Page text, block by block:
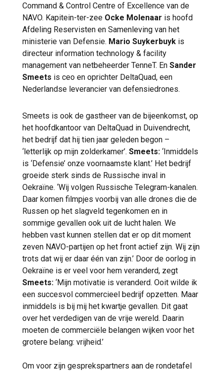
Command & Control Centre of Excellence van de
NAVO. Kapitein-ter-zee Ocke Molenaar is hoofd
Afdeling Reservisten en Samenleving van het
ministerie van Defensie. Mario Suykerbuyk is
directeur information technology & facility
management van netbeheerder TenneT. En Sander
Smeets is ceo en oprichter DeltaQuad, een
Nederlandse leverancier van defensiedrones.
Smeets is ook de gastheer van de bijeenkomst, op
het hoofdkantoor van DeltaQuad in Duivendrecht,
het bedrijf dat hij tien jaar geleden begon –
‘letterlijk op mijn zolderkamer’. Smeets: ‘Inmiddels
is ‘Defensie’ onze voornaamste klant.’ Het bedrijf
groeide sterk sinds de Russische inval in
Oekraïne. ‘Wij volgen Russische Telegram-kanalen.
Daar komen filmpjes voorbij van alle drones die de
Russen op het slagveld tegenkomen en in
sommige gevallen ook uit de lucht halen. We
hebben vast kunnen stellen dat er op dit moment
zeven NAVO-partijen op het front actief zijn. Wij zijn
trots dat wij er daar één van zijn.’ Door de oorlog in
Oekraïne is er veel voor hem veranderd, zegt
Smeets: ‘Mijn motivatie is veranderd. Ooit wilde ik
een succesvol commercieel bedrijf opzetten. Maar
inmiddels is bij mij het kwartje gevallen. Dit gaat
over het verdedigen van de vrije wereld. Daarin
moeten de commerciële belangen wijken voor het
grotere belang: vrijheid.’
Om voor zijn gesprekspartners aan de rondetafel